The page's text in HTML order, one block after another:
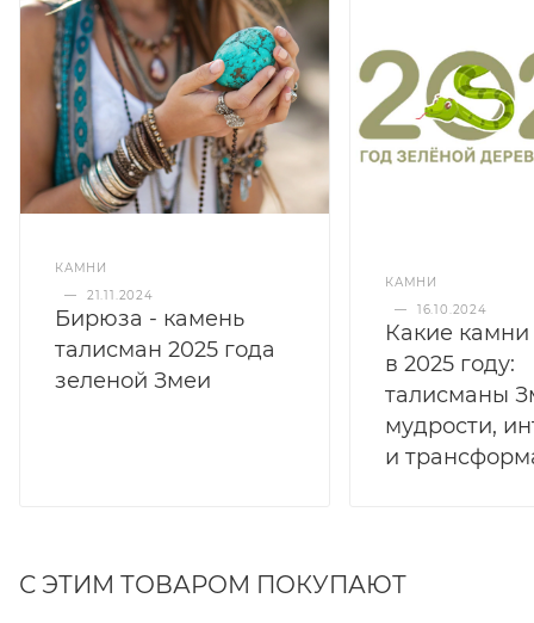
КАМНИ
—
21.11.2024
Бирюза - камень
талисман 2025 года
зеленой Змеи
КАМНИ
—
16.10.2024
Какие камни
в 2025 году:
талисманы
мудрости,
и
С ЭТИМ ТОВАРОМ ПОКУПАЮТ